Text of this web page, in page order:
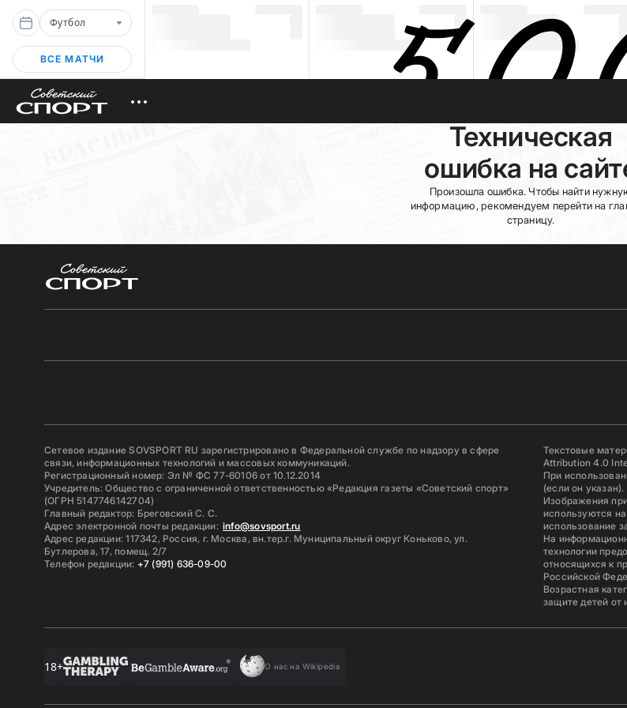
Футбол
ВСЕ МАТЧИ
Техническая
ошибка на
Произошла ошибка. Чтобы найти
информацию, рекомендуем перейти на
страницу.
Сетевое издание SOVSPORT RU зарегистрировано в Федеральной службе по надзору в сфере
связи, информационных технологий и массовых коммуникаций.
Регистрационный номер: Эл № ФС 77-60106 от 10.12.2014
Учредитель: Общество с ограниченной ответственностью «Редакция газеты «Советский спорт»
(ОГРН 5147746142704)
Главный редактор: Бреговский С. С.
Адрес электронной почты редакции: info@sovsport.ru
Адрес редакции: 117342, Россия, г. Москва, вн.тер.г. Муниципальный округ Коньково, ул.
Бутлерова, 17, помещ. 2/7
Телефон редакции: +7 (991) 636-09-00
Текстовые
Attribution 4.0
При
(если он указан).
Изображения
используются
использование
На
технологии
относящихся к
Российской
Возрастная
защите детей
18+ О нас на Wikipedia